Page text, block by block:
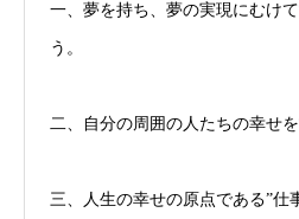
一、夢を持ち、夢の実現にむけ
う。
二、自分の周囲の人たちの幸せ
三、人生の幸せの原点である”仕